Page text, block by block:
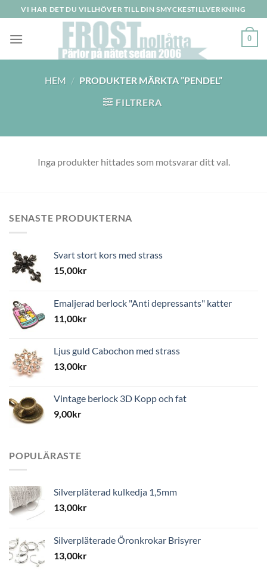
to
content
VI HAR DET DU VILLHÖVER TILL DIN SMYCKESTILLVERKNING
0
HEM / PRODUKTER MÄRKTA ”PENDEL”
FILTRERA
Inga produkter hittades som motsvarar ditt val.
SENASTE PRODUKTERNA
Svart stort kors med strass
15,00kr
Emaljerad berlock "Anti depressants" katter
11,00kr
Ljus guld Cabochon med strass
13,00kr
Vintage berlock 3D Kopp och fat
9,00kr
POPULÄRASTE
Silverpläterad kulkedja 1,5mm
13,00kr
Silverpläterade Öronkrokar Brisyrer
13,00kr